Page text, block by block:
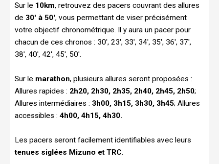
Sur le 10km, retrouvez des pacers couvrant des allures
de 30′ à 50′, vous permettant de viser précisément
votre objectif chronométrique. Il y aura un pacer pour
chacun de ces chronos : 30′, 23′, 33′, 34′, 35′, 36′, 37′,
38′, 40′, 42′, 45′, 50′.
Sur le marathon, plusieurs allures seront proposées :
Allures rapides : 2h20, 2h30, 2h35, 2h40, 2h45, 2h50;
Allures intermédiaires : 3h00, 3h15, 3h30, 3h45; Allures
accessibles : 4h00, 4h15, 4h30.
Les pacers seront facilement identifiables avec leurs
tenues siglées Mizuno et TRC.